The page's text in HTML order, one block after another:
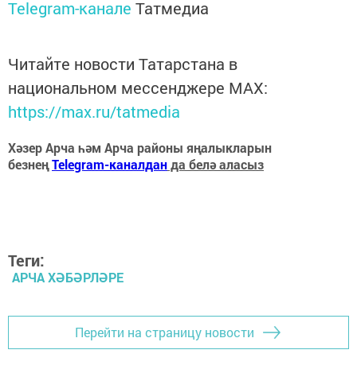
Telegram-канале Татмедиа
Читайте новости Татарстана в
национальном мессенджере MАХ:
https://max.ru/tatmedia
Хәзер Арча һәм Арча районы яңалыкларын
безнеңTelegram-каналданда белә аласыз
Теги:
АРЧА ХӘБӘРЛӘРЕ
Перейти на страницу новости